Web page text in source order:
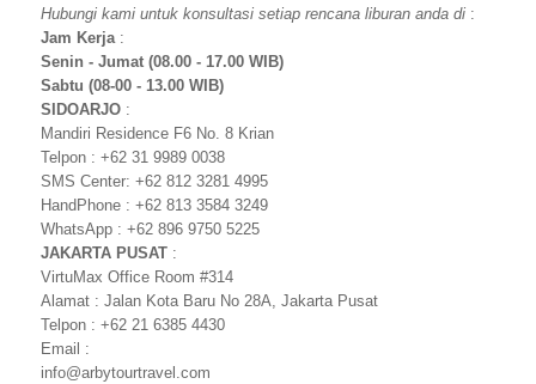
Hubungi kami untuk konsultasi setiap rencana liburan anda di :
Jam Kerja:
Senin - Jumat (08.00 - 17.00 WIB)
Sabtu (08-00 - 13.00 WIB)
SIDOARJO :
Mandiri Residence F6 No. 8 Krian
Telpon : +62 31 9989 0038
SMS Center: +62 812 3281 4995
HandPhone : +62 813 3584 3249
WhatsApp : +62 896 9750 5225
JAKARTA PUSAT :
VirtuMax Office Room #314
Alamat : Jalan Kota Baru No 28A, Jakarta Pusat
Telpon : +62 21 6385 4430
Email :
info@arbytourtravel.com